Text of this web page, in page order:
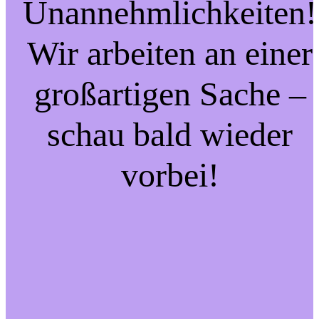
Unannehmlichkeiten!
Wir arbeiten an einer
großartigen Sache –
schau bald wieder
vorbei!